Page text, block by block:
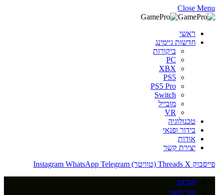
Close Menu
ראשי
חדשות גיימינג
ביקורות
PC
XBX
PS5
PS5 Pro
Switch
מובייל
VR
טכנולוגיה
בידור ופנאי
אודות
יצירת קשר
פייסבוק
Threads X (טוויטר) Instagram WhatsApp Telegram
אודות
צור קשר